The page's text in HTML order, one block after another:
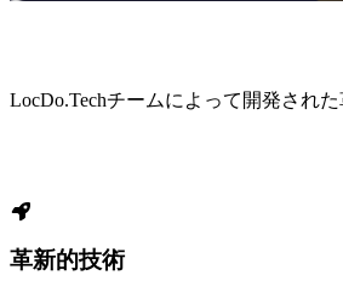
LocDo.Techチームによって開発され
革新的技術